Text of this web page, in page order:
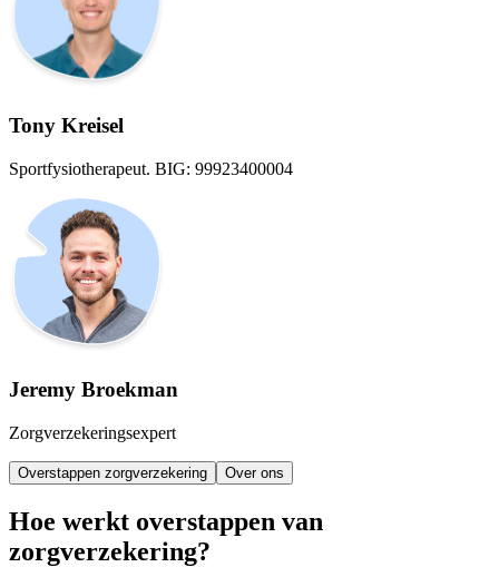
Tony Kreisel
Sportfysiotherapeut. BIG: 99923400004
Jeremy Broekman
Zorgverzekeringsexpert
Overstappen zorgverzekering Over ons
Hoe werkt overstappen van
zorgverzekering?